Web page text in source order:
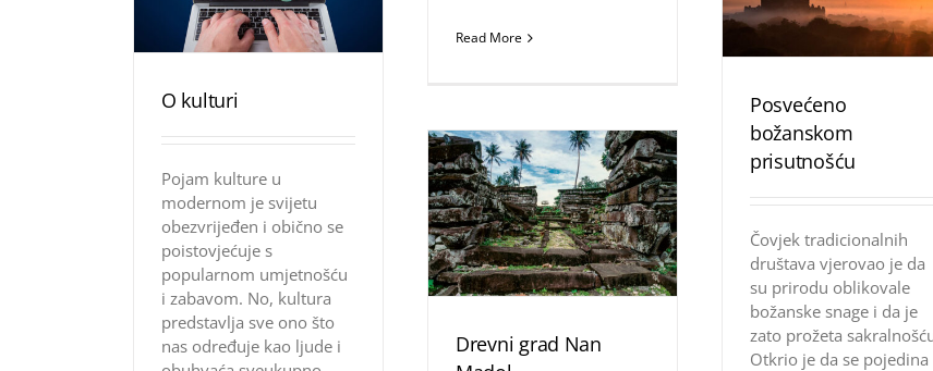
Read More
O kulturi
Pojam kulture u
modernom je svijetu
obezvrijeđen i obično se
poistovjećuje s
popularnom umjetnošću
i zabavom. No, kultura
predstavlja sve ono što
nas određuje kao ljude i
Posvećeno
božanskom
prisutnošću
Čovjek tradicionalnih
društava vjerovao je da
su prirodu oblikovale
božanske snage i da je
zato prožeta
Otkrio je da se pojedina
Drevni grad Nan